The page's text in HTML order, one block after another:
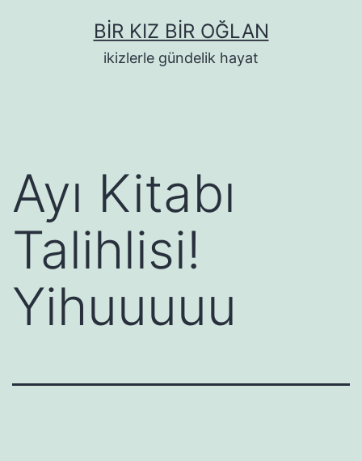
BIR KIZ BIR OĞLAN
ikizlerle gündelik hayat
Ayı Kitabı
Talihlisi!
Yihuuuuu